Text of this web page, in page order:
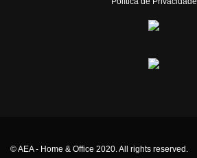
© AEA - Home & Office 2020. All rights reserved.